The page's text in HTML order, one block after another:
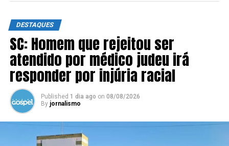
DESTAQUES
SC: Homem que rejeitou ser
atendido por médico judeu irá
responder por injúria racial
Published 1 dia ago on 08/08/2026
By jornalismo